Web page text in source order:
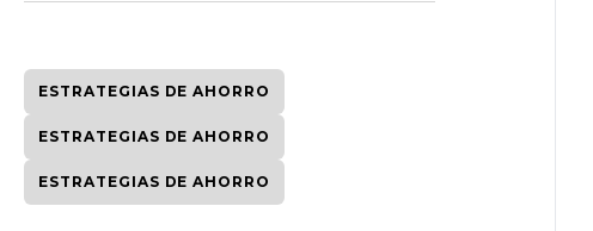
ESTRATEGIAS DE AHORRO
ESTRATEGIAS DE AHORRO
ESTRATEGIAS DE AHORRO